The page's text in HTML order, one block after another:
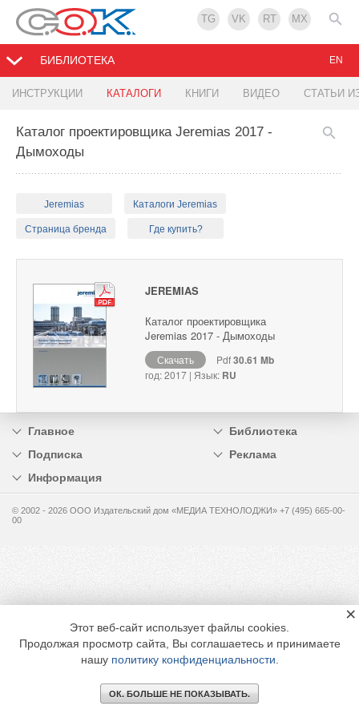
TG VK RT MX
БИБЛИОТЕКА
ИНСТРУКЦИИ КАТАЛОГИ КНИГИ ВИДЕО СТАТЬИ
EN
Каталог проектировщика Jeremias 2017 -
Дымоходы
Jeremias Каталоги Jeremias
Страница бренда Где купить?
JEREMIAS
Каталог проектировщика
Jeremias 2017 - Дымоходы
Скачать Pdf30.61 Mb
год: 2017 | Язык: RU
Главное
Библиотека
Подписка
Реклама
Информация
© 2002 - 2026 OOO Издательский дом «МЕДИА ТЕХНОЛОДЖИ» +7 (495) 665-00-
00
Этот веб-сайт использует файлы cookies.
Продолжая просмотр сайта, Вы соглашаетесь и принимаете
нашу политику конфиденциальности
ОК. БОЛЬШЕ НЕ ПОКАЗЫВАТЬ.
×